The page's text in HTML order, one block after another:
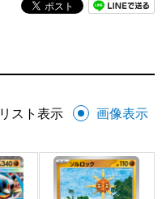
リスト表示 画像表示